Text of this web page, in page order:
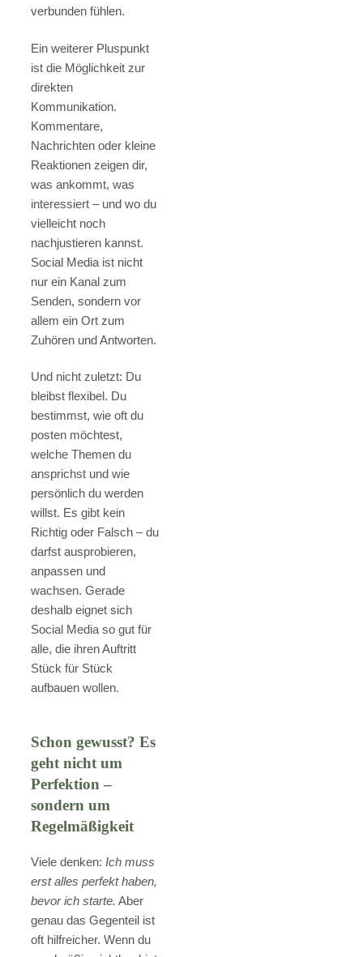
verbunden fühlen.
Ein weiterer Pluspunkt
ist die Möglichkeit zur
direkten
Kommunikation.
Kommentare,
Nachrichten oder kleine
Reaktionen zeigen dir,
was ankommt, was
interessiert – und wo du
vielleicht noch
nachjustieren kannst.
Social Media ist nicht
nur ein Kanal zum
Senden, sondern vor
allem ein Ort zum
Zuhören und Antworten.
Und nicht zuletzt: Du
bleibst flexibel. Du
bestimmst, wie oft du
posten möchtest,
welche Themen du
ansprichst und wie
persönlich du werden
willst. Es gibt kein
Richtig oder Falsch – du
darfst ausprobieren,
anpassen und
wachsen. Gerade
deshalb eignet sich
Social Media so gut für
alle, die ihren Auftritt
Stück für Stück
aufbauen wollen.
Schon gewusst? Es
geht nicht um
Perfektion –
sondern um
Regelmäßigkeit
Viele denken: Ich muss
erst alles perfekt haben,
bevor ich starte. Aber
genau das Gegenteil ist
oft hilfreicher. Wenn du